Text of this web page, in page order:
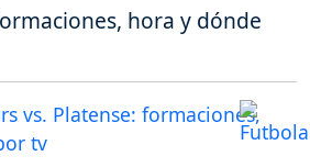
hora y dónde